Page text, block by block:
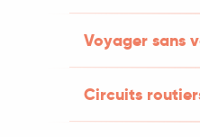
Voyager sans
Circuits
gratuitement
mensuelle